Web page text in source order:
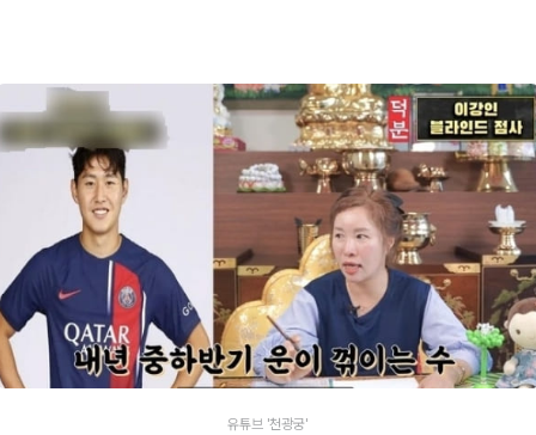
유튜브 '천광궁'